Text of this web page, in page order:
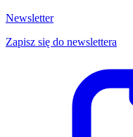
Newsletter
Zapisz się do newslettera